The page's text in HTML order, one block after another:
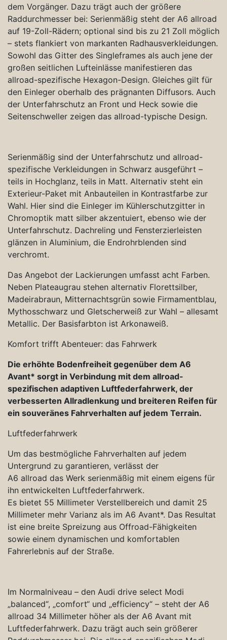
dem Vorgänger. Dazu trägt auch der größere
Raddurchmesser bei: Serienmäßig steht der A6 allroad
auf 19-Zoll-Rädern; optional sind bis zu 21 Zoll möglich
– stets flankiert von markanten Radhausverkleidungen.
Sowohl das Gitter des Singleframes als auch jene der
großen seitlichen Lufteinlässe manifestieren das
allroad-spezifische Hexagon-Design. Gleiches gilt für
den Einleger oberhalb des prägnanten Diffusors. Auch
der Unterfahrschutz an Front und Heck sowie die
Seitenschweller zeigen das allroad-typische Design.
Serienmäßig sind der Unterfahrschutz und allroad-
spezifische Verkleidungen in Schwarz ausgeführt –
teils in Hochglanz, teils in Matt. Alternativ steht ein
Exterieur-Paket mit Anbauteilen in Kontrastfarbe zur
Wahl. Hier sind die Einleger im Kühlerschutzgitter in
Chromoptik matt silber akzentuiert, ebenso wie der
Unterfahrschutz. Dachreling und Fensterzierleisten
glänzen in Aluminium, die Endrohrblenden sind
verchromt.
Das Angebot der Lackierungen umfasst acht Farben.
Neben Plateaugrau stehen alternativ Florettsilber,
Madeirabraun, Mitternachtsgrün sowie Firmamentblau,
Mythosschwarz und Gletscherweiß zur Wahl – allesamt
Metallic. Der Basisfarbton ist Arkonaweiß.
Komfort trifft Abenteuer: das Fahrwerk
Die erhöhte Bodenfreiheit gegenüber dem A6
Avant* sorgt in Verbindung mit dem allroad-
spezifischen adaptiven Luftfederfahrwerk, der
verbesserten Allradlenkung und breiteren Reifen für
ein souveränes Fahrverhalten auf jedem Terrain.
Luftfederfahrwerk
Um das bestmögliche Fahrverhalten auf jedem
Untergrund zu garantieren, verlässt der
A6 allroad das Werk serienmäßig mit einem eigens für
ihn entwickelten Luftfederfahrwerk.
Es bietet 55 Millimeter Verstellbereich und damit 25
Millimeter mehr Varianz als im A6 Avant*. Das Resultat
ist eine breite Spreizung aus Offroad-Fähigkeiten
sowie einem dynamischen und komfortablen
Fahrerlebnis auf der Straße.
Im Normalniveau – den Audi drive select Modi
„balanced“, „comfort“ und „efficiency“ – steht der A6
allroad 34 Millimeter höher als der A6 Avant mit
Luftfederfahrwerk. Dazu trägt auch sein größerer